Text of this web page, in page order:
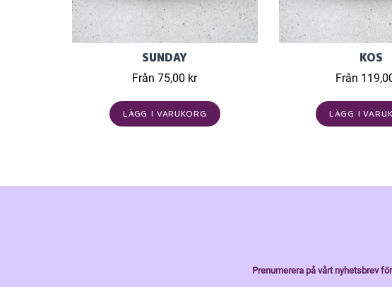
SUNDAY
Från 75,00 kr
LÄGG I VARUKORG
KOS
Från
LÄGG I
Prenumerera på vårt nyhetsbrev